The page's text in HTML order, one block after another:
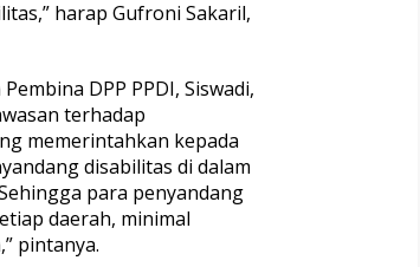
harap Gufroni Sakaril,
DPP PPDI, Siswadi,
terhadap
memerintahkan kepada
disabilitas di dalam
para penyandang
daerah, minimal
pintanya.